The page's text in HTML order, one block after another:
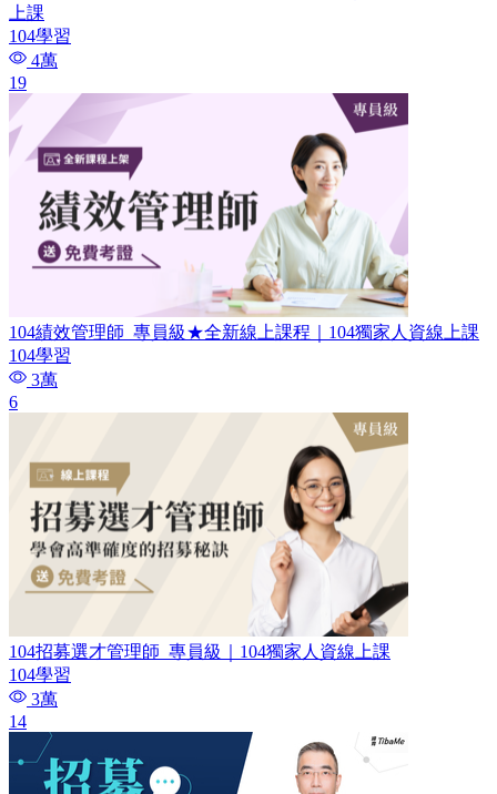
上課
104學習
4萬
19
104績效管理師​_專員級★全新線上課程｜104獨家人資線上課
104學習
3萬
6
104招募選才管理師_專員級｜104獨家人資線上課
104學習
3萬
14